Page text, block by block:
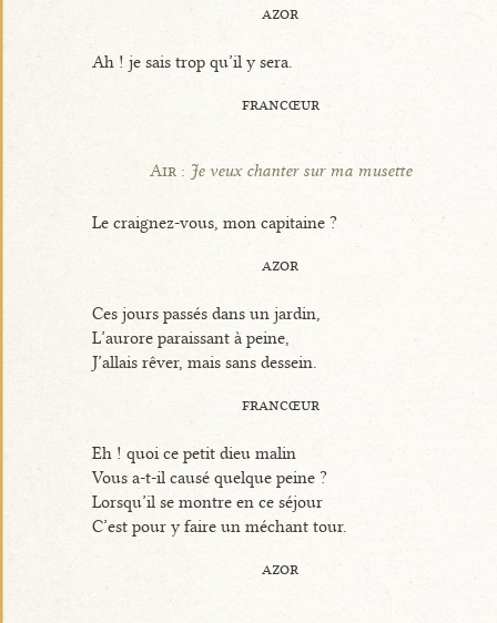
azor
Ah ! je sais trop qu’il y sera.
francœur
Air : Je veux chanter sur ma musette
Le craignez-vous, mon capitaine ?
azor
Ces jours passés dans un jardin,
L’aurore paraissant à peine,
J’allais rêver, mais sans dessein.
francœur
Eh ! quoi ce petit dieu malin
Vous a-t-il causé quelque peine ?
Lorsqu’il se montre en ce séjour
C’est pour y faire un méchant tour.
azor